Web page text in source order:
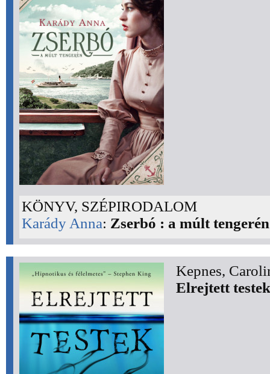
KÖNYV, SZÉPIRODALOM
Karády Anna: Zserbó : a múlt tengerén
Kepnes,
Elrejtett testek